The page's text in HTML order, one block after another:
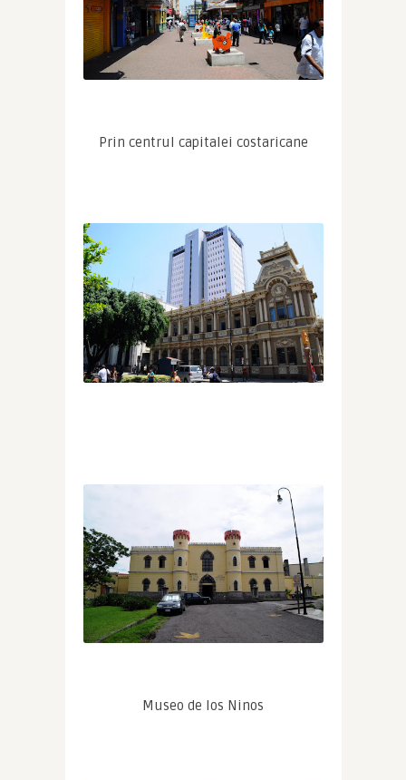
Prin centrul capitalei costaricane
Museo de los Ninos